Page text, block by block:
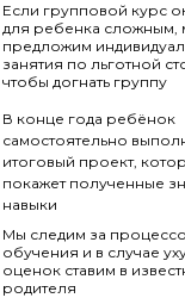
Если групповой курс
для ребенка сложным,
предложим
занятия по льготной
чтобы догнать группу
Мы следим за
обучения и в случае
оценок ставим в
родителя
В конце года ребёнок
самостоятельно
итоговый проект,
покажет полученные
навыки